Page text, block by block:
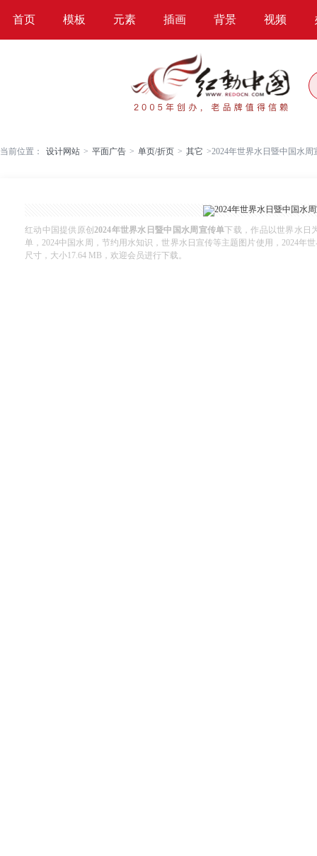
首页 模板 元素 插画 背景 视频
当前位置： 设计网站 > 平面广告 > 单页/折页 > 其它 >2024年世界水日暨中国水
红动中国提供原创2024年世界水日暨中国水周宣传单下载，作品以世界水日
单，2024中国水周，节约用水知识，世界水日宣传等主题图片使用，2024年
尺寸，大小17.64 MB，欢迎会员进行下载。